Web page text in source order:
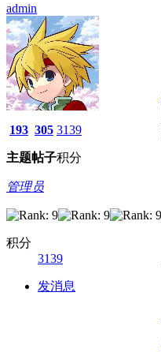
admin
193
主题
305
帖子
3139
积分
管理员
积分
3139
发消息